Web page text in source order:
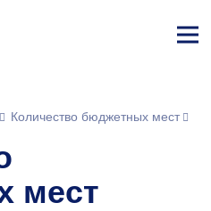
ине
Количество бюджетных мест
мест